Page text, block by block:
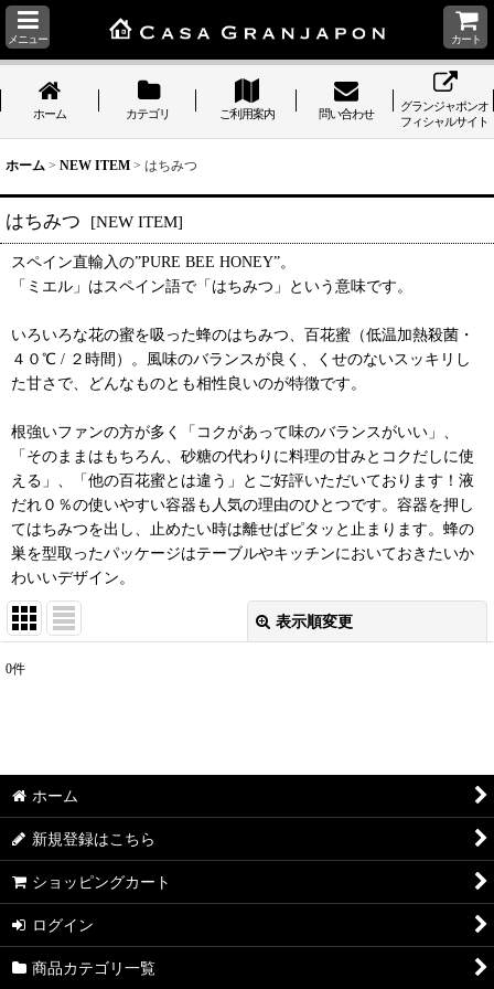
メニュー カート
ホーム カテゴリ ご利用案内 問い合わせ
グランジャポンオ
フィシャルサイト
ホーム > NEW ITEM > はちみつ
はちみつ [NEW ITEM]
スペイン直輸入の”PURE BEE HONEY”。
「ミエル」はスペイン語で「はちみつ」という意味です。
いろいろな花の蜜を吸った蜂のはちみつ、百花蜜（低温加熱殺菌・
４０℃ / ２時間）。風味のバランスが良く、くせのないスッキリし
た甘さで、どんなものとも相性良いのが特徴です。
根強いファンの方が多く「コクがあって味のバランスがいい」、
「そのままはもちろん、砂糖の代わりに料理の甘みとコクだしに使
える」、「他の百花蜜とは違う」とご好評いただいております！液
だれ０％の使いやすい容器も人気の理由のひとつです。容器を押し
てはちみつを出し、止めたい時は離せばピタッと止まります。蜂の
巣を型取ったパッケージはテーブルやキッチンにおいておきたいか
わいいデザイン。
表示順変更
0件
ホーム
新規登録はこちら
ショッピングカート
ログイン
商品カテゴリ一覧